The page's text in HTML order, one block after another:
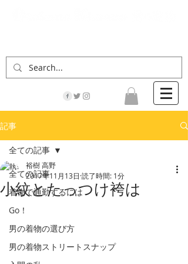
記事
全ての記事
着物で通勤するには
Go！
男の着物の選び方
男の着物ストリートスナップ
全ての記事
小紋とたっつけ袴は
裕樹 高野
2017年11月13日 読了時間: 1分